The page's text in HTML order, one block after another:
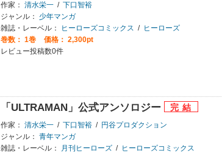
作家： 清水栄一 / 下口智裕
ジャンル：
少年マンガ
雑誌・レーベル：
ヒーローズコミックス /
ヒーローズ
巻数： 1巻
価格： 2,300pt
レビュー投稿数0件
「ULTRAMAN」公式アンソロジー
作家： 清水栄一 / 下口智裕 / 円谷プロダクション
ジャンル： 青年マンガ
雑誌・レーベル：
月刊ヒーローズ /
ヒーローズコミックス